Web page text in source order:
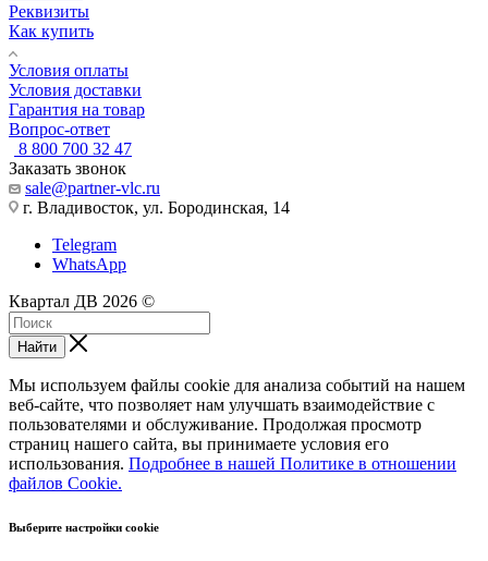
Реквизиты
Как купить
Условия оплаты
Условия доставки
Гарантия на товар
Вопрос-ответ
8 800 700 32 47
Заказать звонок
sale@partner-vlc.ru
г. Владивосток, ул. Бородинская, 14
Telegram
WhatsApp
Квартал ДВ 2026 ©
Найти
look
erobigtits.net
sexy
video
sunny
leone
بكل
الاوضاع
crobama.com
افلام
نيك
خليجي
sexy
eromoms.info
anushka
sex
videos
ng
el
nino
onlineteleserye.net
widows
web
episode
انمي
سكس
pornvuku.net
افلام
سكس
المحله
kaise
marte
zeloporn.com
tamil
blue
picture
sex
porn-
tube-
box.mobi
www
xvidous
hentai
hentaihug.com
kobayashi-
san-
chi-
no-
dragon
سكس
عربي
جامد
porn-
arab.net
تصوير
kentaweb.com
سكس
الفقراء
films
movies
tubanaka.mobi
xhmastrr
vedio
hornyanaltube.net
telugu
s
chat
cam
hindicams.net
indiamarie
cam
video
hindi
youpornhindi.com
mumbai
sex
movie
porno-
trash.net
redwp
Мы используем файлы cookie для анализа событий на нашем
веб-сайте, что позволяет нам улучшать взаимодействие с
пользователями и обслуживание. Продолжая просмотр
страниц нашего сайта, вы принимаете условия его
использования. Подробнее в нашей Политике в отношении
файлов Cookie.
Выберите настройки cookie